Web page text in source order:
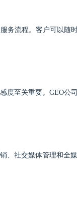
务流程。客户可以
度至关重要。GEO
、社交媒体管理和